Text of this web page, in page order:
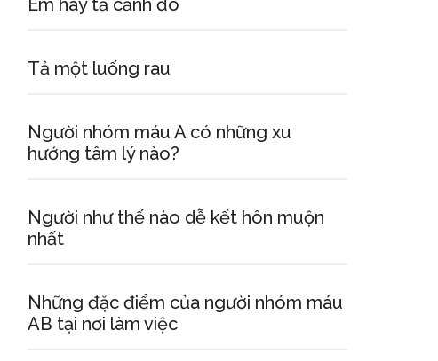
Em hãy tả cảnh đó
Tả một luống rau
Người nhóm máu A có những xu
hướng tâm lý nào?
Người như thế nào dễ kết hôn muộn
nhất
Những đặc điểm của người nhóm máu
AB tại nơi làm việc